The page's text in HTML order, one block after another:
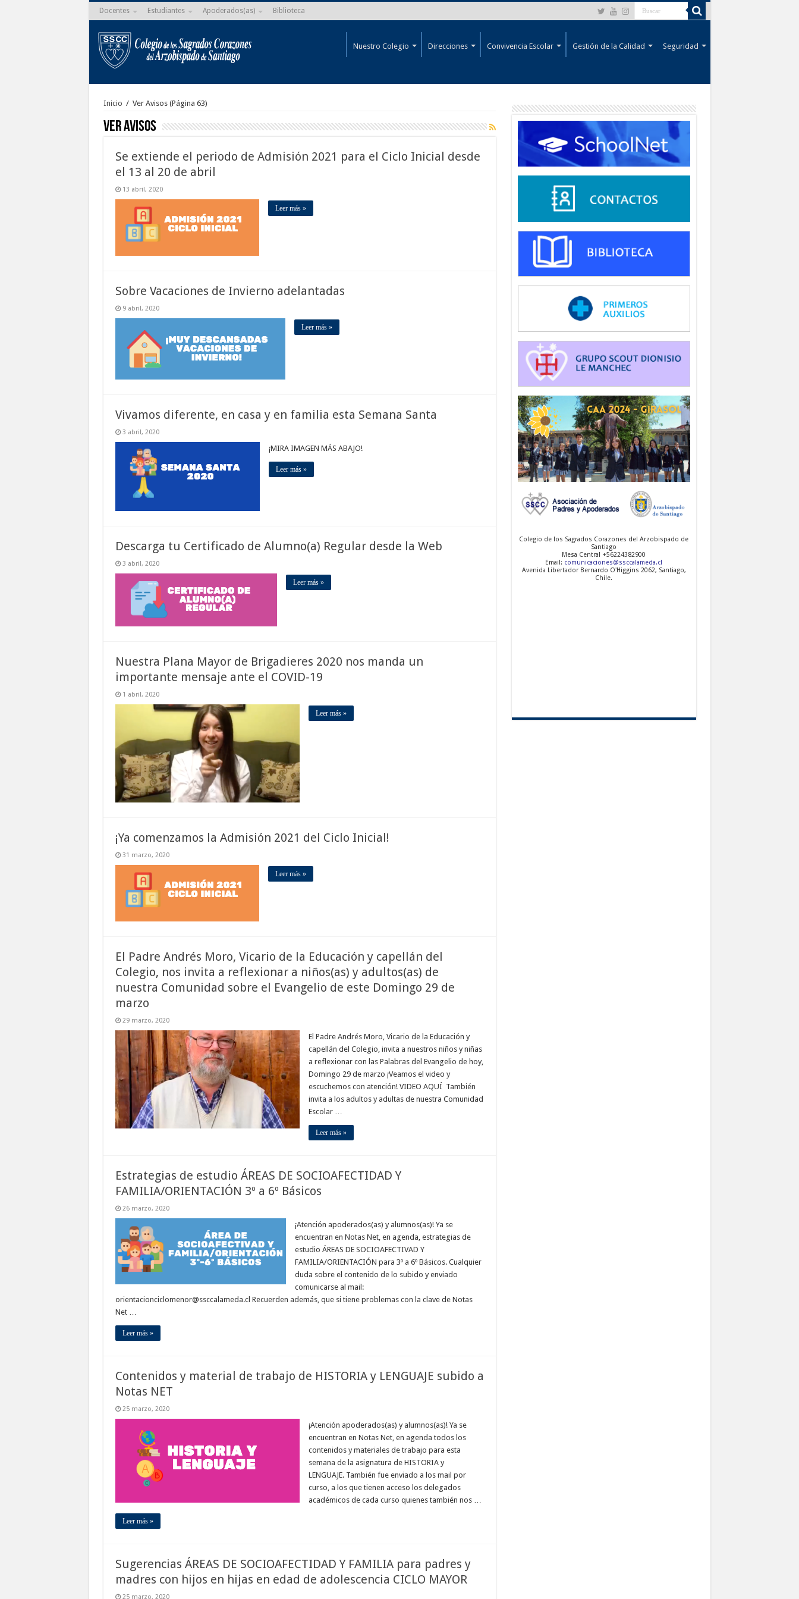
Docentes Estudiantes Apoderados(as) Biblioteca
Seguridad
Gestión de la Calidad
Convivencia Escolar
Direcciones
Nuestro Colegio
Inicio / Ver Avisos(Página 63)
Ver Avisos
Se extiende el periodo de Admisión 2021 para el Ciclo Inicial desde
el 13 al 20 de abril
13 abril, 2020
Leer más »
Sobre Vacaciones de Invierno adelantadas
9 abril, 2020
Leer más »
Vivamos diferente, en casa y en familia esta Semana Santa
3 abril, 2020
¡MIRA IMAGEN MÁS ABAJO!
Leer más »
Descarga tu Certificado de Alumno(a) Regular desde la Web
3 abril, 2020
Leer más »
Nuestra Plana Mayor de Brigadieres 2020 nos manda un
importante mensaje ante el COVID-19
1 abril, 2020
Leer más »
¡Ya comenzamos la Admisión 2021 del Ciclo Inicial!
31 marzo, 2020
Leer más »
El Padre Andrés Moro, Vicario de la Educación y capellán del
Colegio, nos invita a reflexionar a niños(as) y adultos(as) de
nuestra Comunidad sobre el Evangelio de este Domingo 29 de
marzo
29 marzo, 2020
El Padre Andrés Moro, Vicario de la Educación y
capellán del Colegio, invita a nuestros niños y niñas
a reflexionar con las Palabras del Evangelio de hoy,
Domingo 29 de marzo ¡Veamos el video y
escuchemos con atención! VIDEO AQUÍ También
invita a los adultos y adultas de nuestra Comunidad
Escolar …
Leer más »
Estrategias de estudio ÁREAS DE SOCIOAFECTIDAD Y
FAMILIA/ORIENTACIÓN 3º a 6º Básicos
26 marzo, 2020
¡Atención apoderados(as) y alumnos(as)! Ya se
encuentran en Notas Net, en agenda, estrategias de
estudio ÁREAS DE SOCIOAFECTIVAD Y
FAMILIA/ORIENTACIÓN para 3º a 6º Básicos. Cualquier
duda sobre el contenido de lo subido y enviado
comunicarse al mail:
orientacionciclomenor@ssccalameda.cl Recuerden además, que si tiene problemas con la clave de Notas
Net …
Leer más »
Contenidos y material de trabajo de HISTORIA y LENGUAJE subido a
Notas NET
25 marzo, 2020
¡Atención apoderados(as) y alumnos(as)! Ya se
encuentran en Notas Net, en agenda todos los
contenidos y materiales de trabajo para esta
semana de la asignatura de HISTORIA y
LENGUAJE. También fue enviado a los mail por
curso, a los que tienen acceso los delegados
académicos de cada curso quienes también nos …
Leer más »
Sugerencias ÁREAS DE SOCIOAFECTIDAD Y FAMILIA para padres y
madres con hijos en hijas en edad de adolescencia CICLO MAYOR
25 marzo, 2020
Colegio de los Sagrados Corazones del Arzobispado de
Santiago
Mesa Central +56224382900
Email: comunicaciones@ssccalameda.cl
Avenida Libertador Bernardo O'Higgins 2062, Santiago,
Chile.